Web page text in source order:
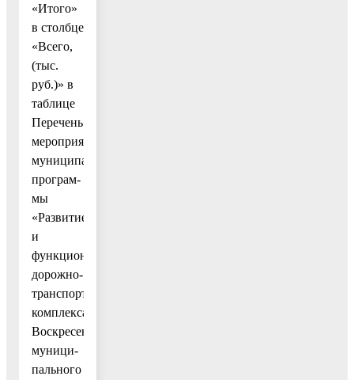
«Итого»
в столбце
«Всего,
(тыс.
руб.)» в
таблице
Перечень
мероприятий
муниципальной
програм-
мы
«Развитие
и
функционирование
дорожно-
транспортного
комплекса
Воскресенского
муници-
пального